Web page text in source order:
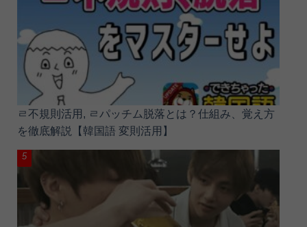
ㄹ不規則活用, ㄹパッチム脱落とは？仕組み、覚え方
を徹底解説【韓国語 変則活用】